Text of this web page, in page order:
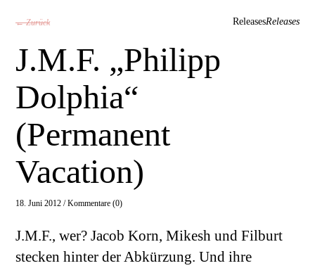
← Zurück ReleasesReleases
J.M.F. „Philipp
Dolphia“
(Permanent
Vacation)
18. Juni 2012 /Kommentare (0)
J.M.F., wer? Jacob Korn, Mikesh und Filburt
stecken hinter der Abkürzung. Und ihre